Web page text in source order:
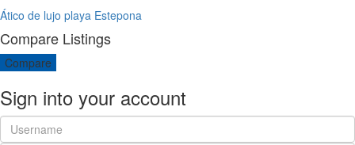
Ático de lujo playa Estepona
Compare Listings
Compare
Sign into your account